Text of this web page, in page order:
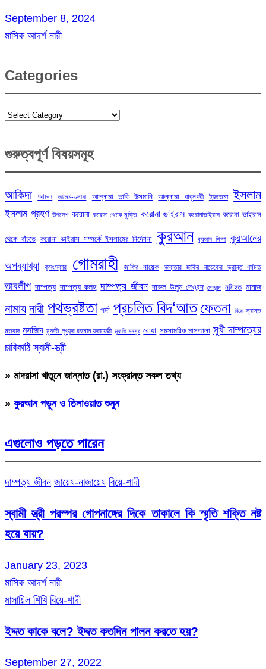
September 8, 2024
মাসিক আদর্শ নারী
Categories
Categories
গুরুত্বপূর্ণ বিষয়সমূহ
আকিদা আমল আলেম-ওলামা আল্লামা তাকি উসমানি আল্লামা বাবুনগরী ইজতেমা ইসলাম
ইসলাম গ্রহণ উপদেশ করোনা করোনা থেকে মুক্তি করোনা ভাইরাস করোনাভাইরাস করোনা ভাইরাস
থেকে বাঁচতে করোনা ভাইরাস সম্পর্কে ইসলামের নির্দেশনা কুরআন কুরআন শিক্ষা কুরআনের
অপব্যাখ্যা কুসংস্কার গোমরাহী জাকির নায়েক ডাক্তার জাকির নায়েকের ভ্রান্ত ধর্মমত
তাবলীগ দাম্পত্য দাম্পত্য কলহ দাম্পত্য জীবন দারুল উলুম দেওবন্দ দেওবন্দ নসিহত নামাজ
নামায নারী পথভ্রষ্টতা পর্দা প্রচলিত বিদ‘আত ফেতনা বিয়ে ভ্রান্ত
মতবাদ মসজিদ মুফতি লুৎফুর রহমান ফরায়েজী মুফতি মনসুর রোযা সমসাময়িক মাসআলা সুখী দাম্পত্যের
চাবিকাঠি স্বামী-স্ত্রী
» মাদরাসা খাতুনে জান্নাত (রা.) সংক্রান্ত সকল তথ্য
» কুরআন পড়ুন ও তিলাওয়াত শুনুন
এগুলোও পড়তে পারেন
দাম্পত্য জীবন জায়েয-নাজায়েয বিয়ে-শাদী
স্বামী স্ত্রী পরস্পর গোপনাঙ্গের দিকে তাকালে কি স্মৃতি শক্তি নষ্ট
হয়ে যায়?
January 23, 2023
মাসিক আদর্শ নারী
মাসায়িল শিখি বিয়ে-শাদী
ইদ্দত কাকে বলে? ইদ্দত কতদিন পালন করতে হয়?
September 27, 2022